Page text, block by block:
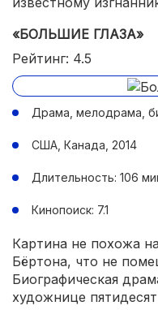
«БОЛЬШИЕ ГЛАЗА»
Рейтинг: 4.5
Драма, мелодрама,
США, Канада, 2014
Длительность: 106
Кинопоиск: 7.1
Картина не похожа
Бёртона, что не
Биографическая
художнице